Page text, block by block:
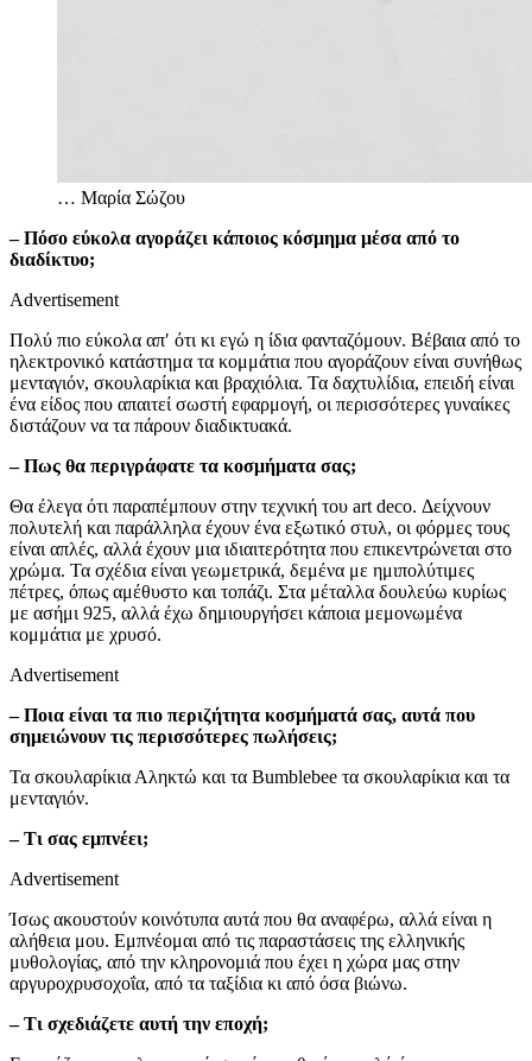
… Μαρία Σώζου
– Πόσο εύκολα αγοράζει κάποιος κόσμημα μέσα από το
διαδίκτυο;
Advertisement
Πολύ πιο εύκολα απ′ ότι κι εγώ η ίδια φανταζόμουν. Βέβαια από το
ηλεκτρονικό κατάστημα τα κομμάτια που αγοράζουν είναι συνήθως
μενταγιόν, σκουλαρίκια και βραχιόλια. Τα δαχτυλίδια, επειδή είναι
ένα είδος που απαιτεί σωστή εφαρμογή, οι περισσότερες γυναίκες
διστάζουν να τα πάρουν διαδικτυακά.
– Πως θα περιγράφατε τα κοσμήματα σας;
Θα έλεγα ότι παραπέμπουν στην τεχνική του art deco. Δείχνουν
πολυτελή και παράλληλα έχουν ένα εξωτικό στυλ, οι φόρμες τους
είναι απλές, αλλά έχουν μια ιδιαιτερότητα που επικεντρώνεται στο
χρώμα. Τα σχέδια είναι γεωμετρικά, δεμένα με ημιπολύτιμες
πέτρες, όπως αμέθυστο και τοπάζι. Στα μέταλλα δουλεύω κυρίως
με ασήμι 925, αλλά έχω δημιουργήσει κάποια μεμονωμένα
κομμάτια με χρυσό.
Advertisement
– Ποια είναι τα πιο περιζήτητα κοσμήματά σας, αυτά που
σημειώνουν τις περισσότερες πωλήσεις;
Τα σκουλαρίκια Αληκτώ και τα Bumblebee τα σκουλαρίκια και τα
μενταγιόν.
– Τι σας εμπνέει;
Advertisement
Ίσως ακουστούν κοινότυπα αυτά που θα αναφέρω, αλλά είναι η
αλήθεια μου. Εμπνέομαι από τις παραστάσεις της ελληνικής
μυθολογίας, από την κληρονομιά που έχει η χώρα μας στην
αργυροχρυσοχοΐα, από τα ταξίδια κι από όσα βιώνω.
– Τι σχεδιάζετε αυτή την εποχή;